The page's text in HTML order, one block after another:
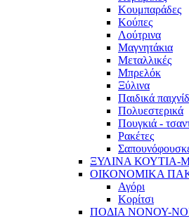
Κουμπαράδες
Κούπες
Λούτρινα
Μαγνητάκια
Μεταλλικές
Μπρελόκ
Ξύλινα
Παιδικά
Πολυεστερικά
Πουγκιά -
Ρακέτες
ΞΥΛΙΝΑ ΚΟΥΤΙΑ-
ΟΙΚΟΝΟΜΙΚΑ
Αγόρι
Κορίτσι
ΠΟΔΙΑ ΝΟΝΟΥ-